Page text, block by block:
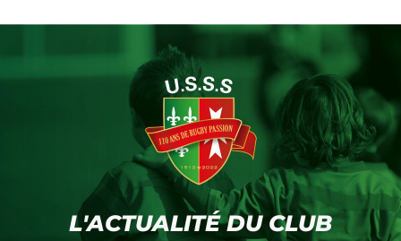
L'ACTUALITÉ DU CLUB